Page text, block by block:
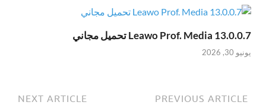
Leawo Prof. Media 13.0.0.7 تحميل مجاني
يونيو 30, 2026
PREVIOUS ARTICLE
NEXT ARTICLE